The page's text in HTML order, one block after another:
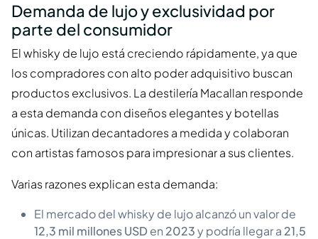
Demanda de lujo y exclusividad por
parte del consumidor
El whisky de lujo está creciendo rápidamente, ya que
los compradores con alto poder adquisitivo buscan
productos exclusivos. La destilería Macallan responde
a esta demanda con diseños elegantes y botellas
únicas. Utilizan decantadores a medida y colaboran
con artistas famosos para impresionar a sus clientes.
Varias razones explican esta demanda:
El mercado del whisky de lujo alcanzó un valor de
12,3 mil millones USDen 2023y podría llegar a 21,5